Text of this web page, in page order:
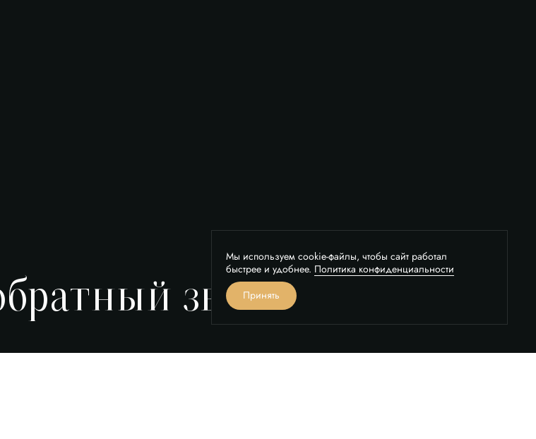
звонок
Мы используем cookie-файлы, чтобы сайт работал
быстрее и удобнее. Политика конфиденциальности
Принять